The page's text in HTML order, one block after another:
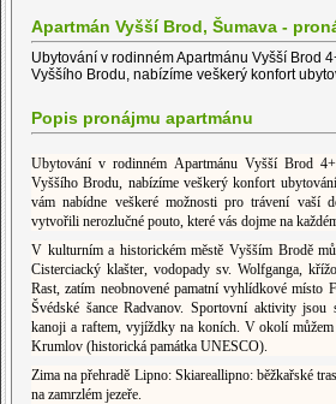
Apartmán Vyšší Brod, Šumava -
Ubytování v rodinném Apartmánu Vyšší Brod
Vyššího Brodu, nabízíme veškerý konfort
Popis pronájmu apartmánu
Ubytování v rodinném Apartmánu Vyšší Brod
Vyššího Brodu, nabízíme veškerý konfort
vám nabídne veškeré možnosti pro trávení vaší
vytvořili nerozlučné pouto, které vás dojme na
V kulturním a historickém městě Vyšším Brodě
Cisterciacký klašter, vodopady sv. Wolfganga,
Rast, zatím neobnovené pamatní vyhlídkové místo
Švédské šance Radvanov. Sportovní aktivity
kanoji a raftem, vyjíždky na koních. V okolí
Krumlov (historická památka UNESCO).
Zima na přehradě Lipno: Skiareallipno: běžkařské
na zamrzlém jezeře.